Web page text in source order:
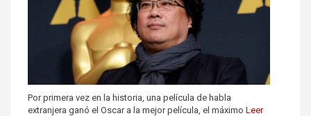
Por primera vez en la historia, una película de habla
extranjera ganó el Oscar a la mejor película, el máximo Leer